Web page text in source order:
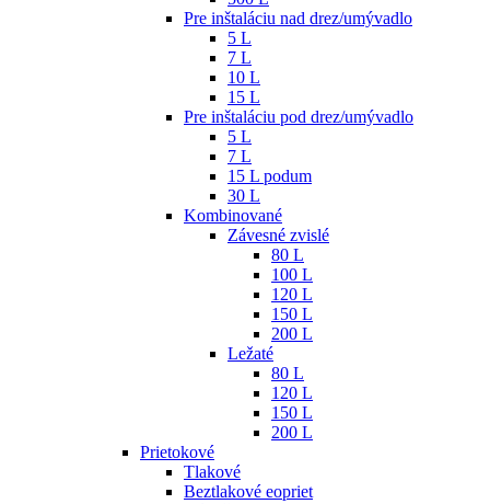
Pre inštaláciu nad drez/umývadlo
5 L
7 L
10 L
15 L
Pre inštaláciu pod drez/umývadlo
5 L
7 L
15 L podum
30 L
Kombinované
Závesné zvislé
80 L
100 L
120 L
150 L
200 L
Ležaté
80 L
120 L
150 L
200 L
Prietokové
Tlakové
Beztlakové eopriet